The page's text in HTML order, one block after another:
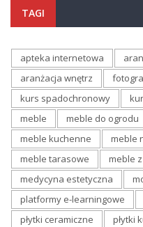
TAGI
apteka internetowa
aranżacja wnętrz
kurs spadochronowy
meble
meble do ogrodu
meble kuchenne
meble
meble tarasowe
meble
medycyna estetyczna
platformy e-learningowe
płytki ceramiczne
płytki